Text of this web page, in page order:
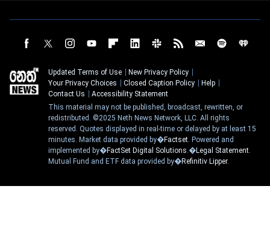
Updated Terms of Use
New Privacy Policy
Your Privacy Choices
Closed Caption Policy
Help
Contact Us
Accessibility Statement
This material may not be published, broadcast, rewritten, or
redistributed. ©2025 Neth News Network, LLC. All rights
reserved. Quotes displayed in real-time or delayed by at least 15
minutes. Market data provided by�Factset. Powered and
implemented by�FactSet Digital Solutions.�Legal Statement.
Mutual Fund and ETF data provided by�Refinitiv Lipper.